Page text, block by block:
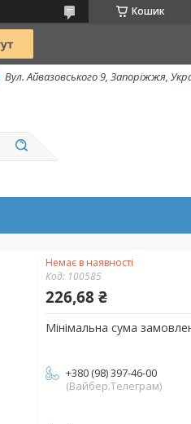
Кошик
Вул. Айвазовського 9, Запоріжжя,
Немає в наявності
Код: 100585
226,68 ₴
Мінімальна сума
+380 (98) 397-46-00
(Вайбер.Телеграм)